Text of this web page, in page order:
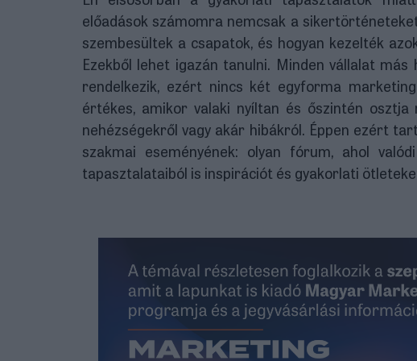
előadások számomra nemcsak a
szembesültek a csapatok, és hogyan kezelték
Ezekből lehet igazán tanulni. Minden vállalat
rendelkezik, ezért nincs két egyforma
értékes, amikor valaki nyíltan és őszintén
nehézségekről vagy akár hibákról. Éppen ezért
szakmai eseményének: olyan fórum, ahol
tapasztalataiból is inspirációt és gyakorlati